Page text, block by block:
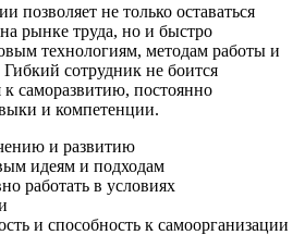
позволяет не только оставаться
рынке труда, но и быстро
технологиям, методам работы и
сотрудник не боится
саморазвитию, постоянно
и компетенции.
и развитию
идеям и подходам
работать в условиях
и способность к самоорганизации